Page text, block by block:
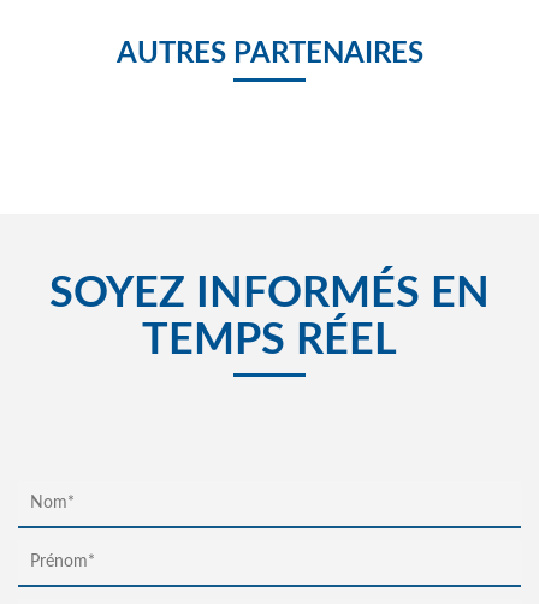
AUTRES PARTENAIRES
SOYEZ INFORMÉS EN
TEMPS RÉEL